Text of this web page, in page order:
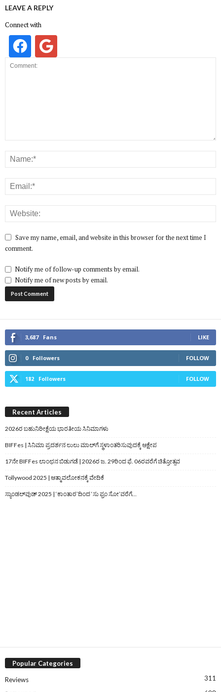
LEAVE A REPLY
Connect with
Save my name, email, and website in this browser for the next time I
comment.
Notify me of follow-up comments by email.
Notify me of new posts by email.
3,687 Fans LIKE
0 Followers FOLLOW
182 Followers FOLLOW
Recent Articles
2026ರ ಬಹುನಿರೀಕ್ಷೆಯ ಭಾರತೀಯ ಸಿನಿಮಾಗಳು
BIFFes | ಸಿನಿಮಾ ಪ್ರದರ್ಶನ ಲುಲು ಮಾಲ್‌ಗೆ ಸ್ಥಳಾಂತರಿಸುವುದಕ್ಕೆ ಆಕ್ಷೇಪ
17ನೇ BIFFes ಲಾಂಛನ ಬಿಡುಗಡೆ | 2026ರ ಜ. 29ರಿಂದ ಫೆ. 06ರವರೆಗೆ ಚಿತ್ರೋತ್ಸವ
Tollywood 2025 | ಆತ್ಮಾವಲೋಕನಕ್ಕೆ ವೇದಿಕೆ
ಸ್ಯಾಂಡಲ್‌ವುಡ್‌ 2025 | ‘ಕಾಂತಾರ’ದಿಂದ ‘ಸು ಫ್ರಂ ಸೋ’ವರೆಗೆ…
Popular Categories
Reviews 311